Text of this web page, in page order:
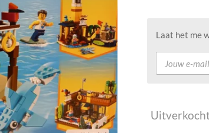
Laat het me